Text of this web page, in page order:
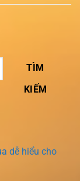
TÌM
KIẾM
dễ hiểu cho